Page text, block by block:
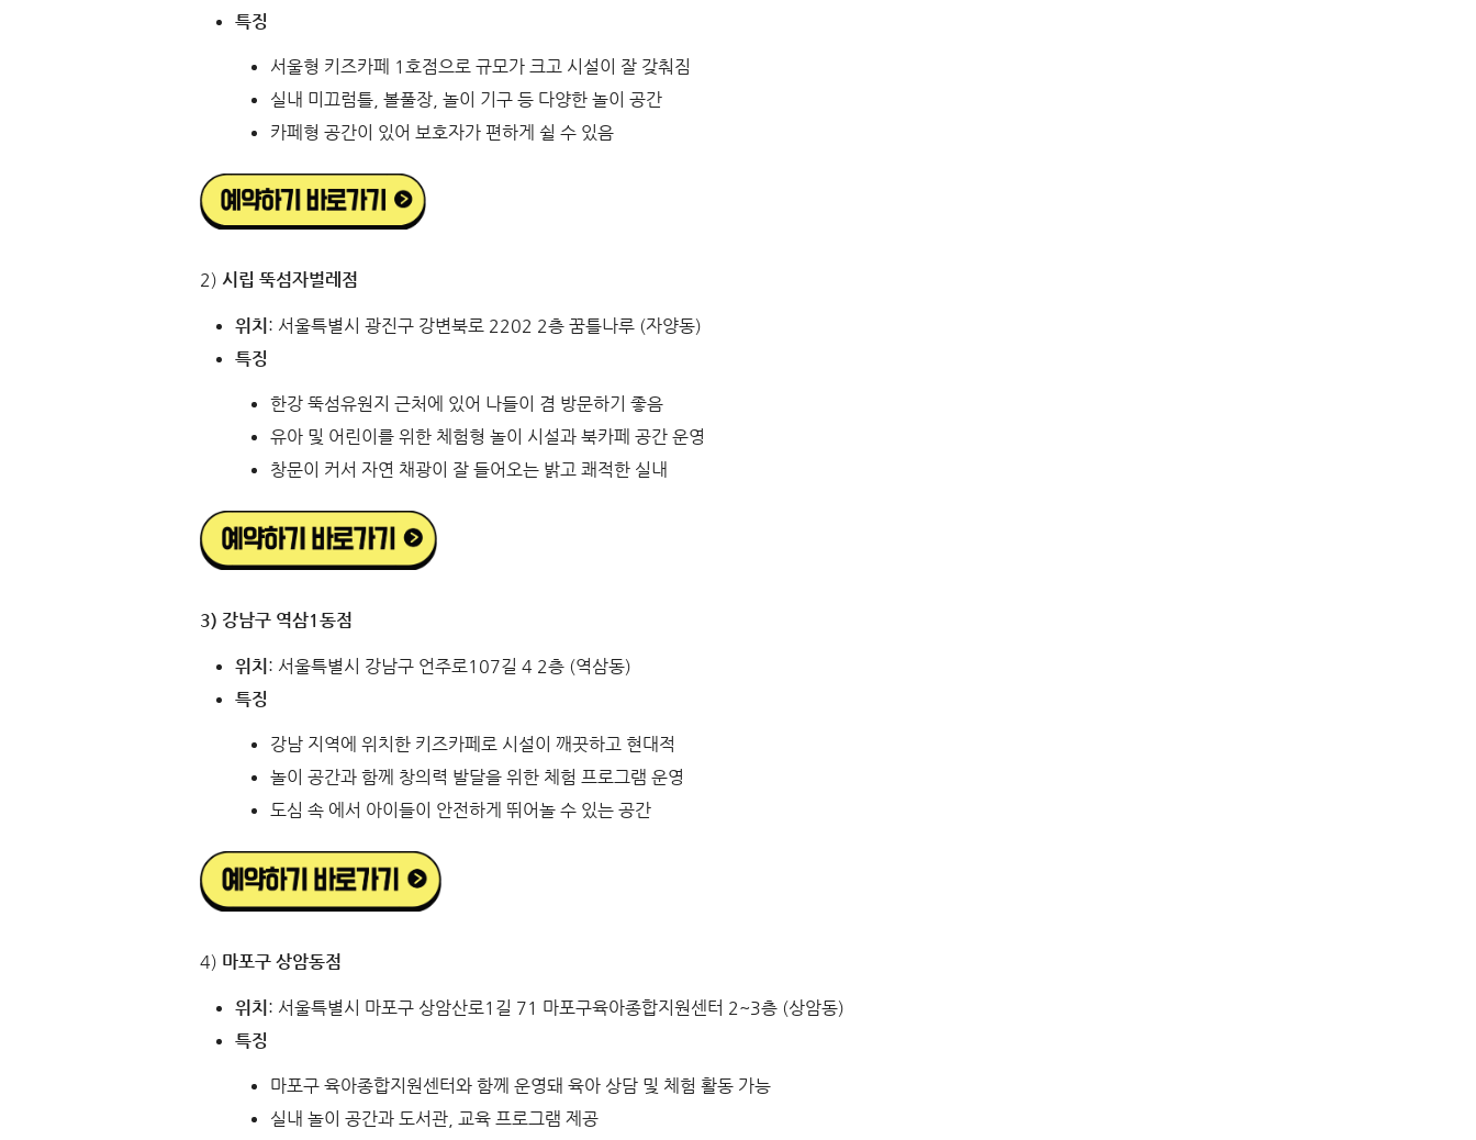
특징
서울형 키즈카페 1호점으로 규모가 크고 시설이 잘 갖춰짐
실내 미끄럼틀, 볼풀장, 놀이 기구 등 다양한 놀이 공간
카페형 공간이 있어 보호자가 편하게 쉴 수 있음
2) 시립 뚝섬자벌레점
위치 : 서울특별시 광진구 강변북로 2202 2층 꿈틀나루 (자양동)
특징
한강 뚝섬유원지 근처에 있어 나들이 겸 방문하기 좋음
유아 및 어린이를 위한 체험형 놀이 시설과 북카페 공간 운영
창문이 커서 자연 채광이 잘 들어오는 밝고 쾌적한 실내
3) 강남구 역삼1동점
위치 : 서울특별시 강남구 언주로107길 4 2층 (역삼동)
특징
강남 지역에 위치한 키즈카페로 시설이 깨끗하고 현대적
놀이 공간과 함께 창의력 발달을 위한 체험 프로그램 운영
도심 속 에서 아이들이 안전하게 뛰어놀 수 있는 공간
4) 마포구 상암동점
위치 : 서울특별시 마포구 상암산로1길 71 마포구육아종합지원센터 2~3층 (상암동)
특징
마포구 육아종합지원센터와 함께 운영돼 육아 상담 및 체험 활동 가능
실내 놀이 공간과 도서관, 교육 프로그램 제공